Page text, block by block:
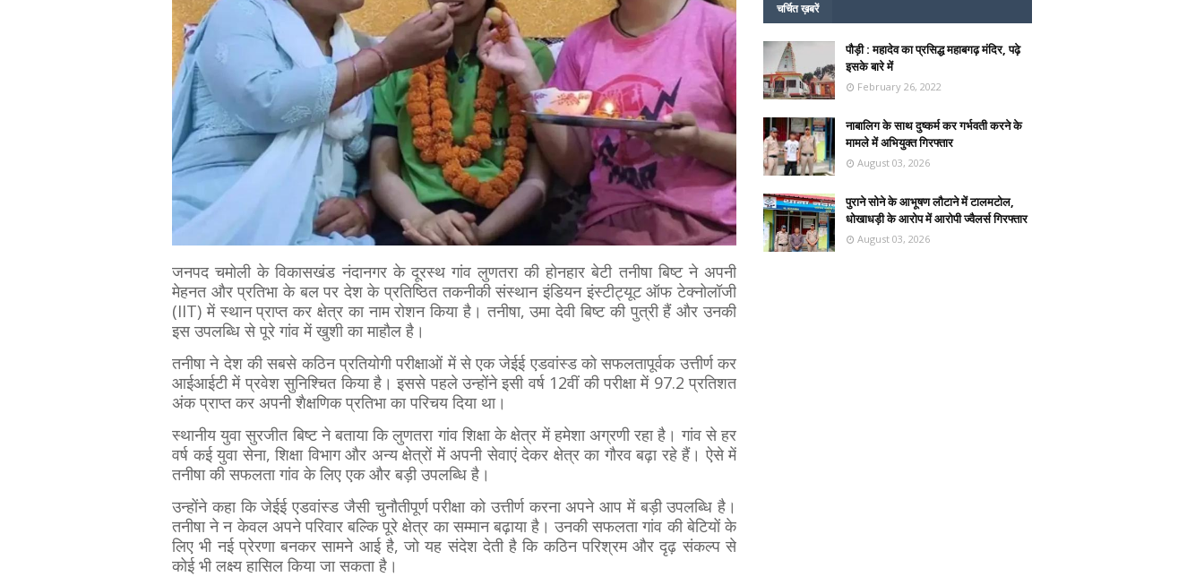
जनपद चमोली के विकासखंड नंदानगर के दूरस्थ गांव लुणतरा की होनहार बेटी तनीषा बिष्ट ने अपनी
मेहनत और प्रतिभा के बल पर देश के प्रतिष्ठित तकनीकी संस्थान इंडियन इंस्टीट्यूट ऑफ टेक्नोलॉजी
(IIT) में स्थान प्राप्त कर क्षेत्र का नाम रोशन किया है। तनीषा, उमा देवी बिष्ट की पुत्री हैं और उनकी
इस उपलब्धि से पूरे गांव में खुशी का माहौल है।
तनीषा ने देश की सबसे कठिन प्रतियोगी परीक्षाओं में से एक जेईई एडवांस्ड को सफलतापूर्वक उत्तीर्ण कर
आईआईटी में प्रवेश सुनिश्चित किया है। इससे पहले उन्होंने इसी वर्ष 12वीं की परीक्षा में 97.2 प्रतिशत
अंक प्राप्त कर अपनी शैक्षणिक प्रतिभा का परिचय दिया था।
स्थानीय युवा सुरजीत बिष्ट ने बताया कि लुणतरा गांव शिक्षा के क्षेत्र में हमेशा अग्रणी रहा है। गांव से हर
वर्ष कई युवा सेना, शिक्षा विभाग और अन्य क्षेत्रों में अपनी सेवाएं देकर क्षेत्र का गौरव बढ़ा रहे हैं। ऐसे में
तनीषा की सफलता गांव के लिए एक और बड़ी उपलब्धि है।
उन्होंने कहा कि जेईई एडवांस्ड जैसी चुनौतीपूर्ण परीक्षा को उत्तीर्ण करना अपने आप में बड़ी उपलब्धि है।
तनीषा ने न केवल अपने परिवार बल्कि पूरे क्षेत्र का सम्मान बढ़ाया है। उनकी सफलता गांव की बेटियों के
लिए भी नई प्रेरणा बनकर सामने आई है, जो यह संदेश देती है कि कठिन परिश्रम और दृढ़ संकल्प से
कोई भी लक्ष्य हासिल किया जा सकता है।
चर्चित ख़बरें
पौड़ी : महादेव का प्रसिद्ध महाबगढ़ मंदिर, पढ़े
इसके बारे में
February 26, 2022
नाबालिग के साथ दुष्कर्म कर गर्भवती करने के
मामले में अभियुक्त गिरफ्तार
August 03, 2026
पुराने सोने के आभूषण लौटाने में टालमटोल,
धोखाधड़ी के आरोप में आरोपी ज्वैलर्स गिरफ्तार
August 03, 2026